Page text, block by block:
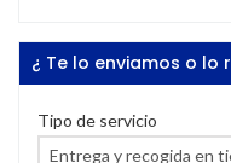
¿ Te lo enviamos o lo
Tipo de servicio